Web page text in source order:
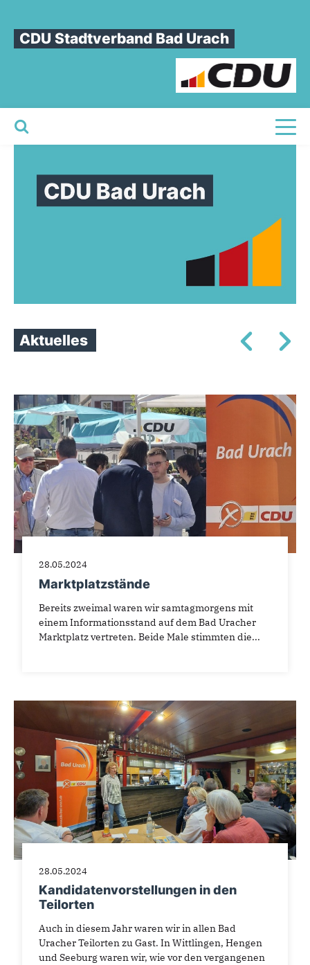
CDU Stadtverband Bad Urach
Aktuelles
28.05.2024
Marktplatzstände
Bereits zweimal waren wir samtagmorgens mit
einem Informationsstand auf dem Bad Uracher
Marktplatz vertreten. Beide Male stimmten die...
28.05.2024
Kandidatenvorstellungen in den
Teilorten
Auch in diesem Jahr waren wir in allen Bad
Uracher Teilorten zu Gast. In Wittlingen, Hengen
und Seeburg waren wir, wie vor den vergangenen